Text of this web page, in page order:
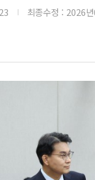
최종수정 : 2026